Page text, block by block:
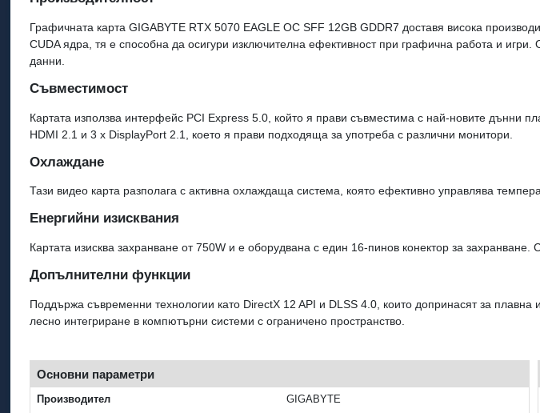
Графичната карта GIGABYTE RTX 5070 EAGLE OC SFF 12GB GDDR7 доставя висока
CUDA ядра, тя е способна да осигури изключителна ефективност при графична работа и
данни.
Съвместимост
Картата използва интерфейс PCI Express 5.0, който я прави съвместима с най-новите дънни
HDMI 2.1 и 3 x DisplayPort 2.1, което я прави подходяща за употреба с различни монитори.
Охлаждане
Тази видео карта разполага с активна охлаждаща система, която ефективно управлява
Енергийни изисквания
Картата изисква захранване от 750W и е оборудвана с един 16-пинов конектор за захранване.
Допълнителни функции
Поддържа съвременни технологии като DirectX 12 API и DLSS 4.0, които допринасят за
лесно интегриране в компютърни системи с ограничено пространство.
Основни параметри
Производител
GIGABYTE